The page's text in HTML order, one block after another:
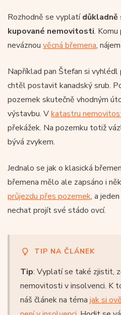
Rozhodně se vyplatídůkladně
kupované nemovitosti.
neváznou věcná břemena,
Například pan Štefan si vyhlédl
chtěl postavit kanadský srub.
pozemek skutečně vhodným
výstavbu. Vkatastru
překážek. Na pozemku totiž
bývá zvykem.
Jednalo se jak o klasická
břemena mělo ale zapsáno i
průjezdu přes pozemek, a
nechat projít své stádo ovcí.
TIP NA ČLÁNEK
Tip: Vyplatí se také zjistit,
nemovitosti v insolvenci. K
náš článek na téma jak si